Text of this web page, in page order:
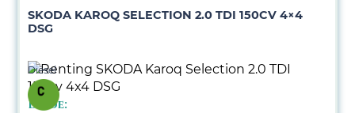
SKODA KAROQ SELECTION 2.0 TDI 150CV 4×4
DSG
Diésel
Desde: